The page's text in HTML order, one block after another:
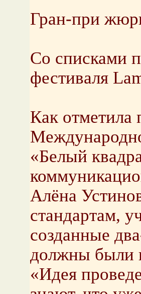
Гран-при
Со списками
фестиваля
Как
«Белый
Алёна
стандартам,
созданные
должны были
«Идея